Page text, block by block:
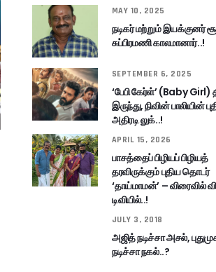
MAY 10, 2025
நடிகர் மற்றும் இயக்குனர்
சுப்பிரமணி காலமானார்..!
SEPTEMBER 6, 2025
‘பேபி கேர்ள்’ (Baby Girl)
இருந்து, நிவின் பாலியின்
அதிரடி லுக்..!
APRIL 15, 2026
பாசத்தைப் பிழியப் பிழியத்
தரவிருக்கும் புதிய தொடர்
‘தாய்மாமன்’ – விரைவில்
டிவியில்..!
JULY 3, 2018
அஜித் நடிச்சா அசல்,
நடிச்சா நகல்..?